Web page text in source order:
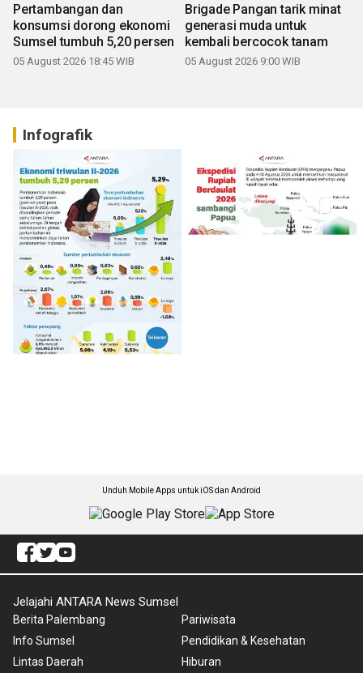
Pertambangan dan
konsumsi dorong ekonomi
Sumsel tumbuh 5,20 persen
05 August 2026 18:45 WIB
Brigade Pangan tarik minat
generasi muda untuk
kembali bercocok tanam
05 August 2026 9:00 WIB
Infografik
Unduh Mobile Apps untuk iOS dan Android
Jelajahi ANTARA News Sumsel
Berita Palembang
Info Sumsel
Lintas Daerah
Pariwisata
Pendidikan & Kesehatan
Hiburan